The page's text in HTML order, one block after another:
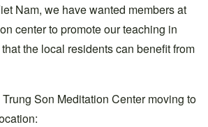
Nam, we have wanted members at
center to promote our teaching in
the local residents can benefit from
Son Meditation Center moving to